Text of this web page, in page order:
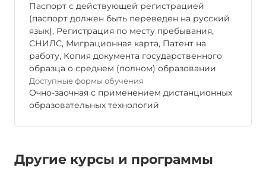
Паспорт с действующей регистрацией
(паспорт должен быть переведен на русский
язык), Регистрация по месту пребывания,
СНИЛС, Миграционная карта, Патент на
работу, Копия документа государственного
образца о среднем (полном) образовании
Доступные формы обучения
Очно-заочная с применением дистанционных
образовательных технологий
Другие курсы и программы